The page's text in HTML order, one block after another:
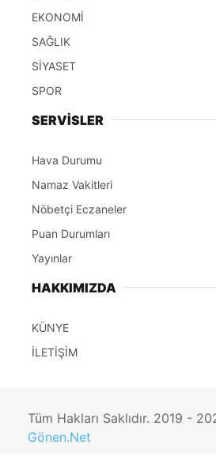
EKONOMİ
SAĞLIK
SİYASET
SPOR
SERVİSLER
Hava Durumu
Namaz Vakitleri
Nöbetçi Eczaneler
Puan Durumları
Yayınlar
HAKKIMIZDA
KÜNYE
İLETİŞİM
Tüm Hakları Saklıdır. 2019 -
Gönen.Net